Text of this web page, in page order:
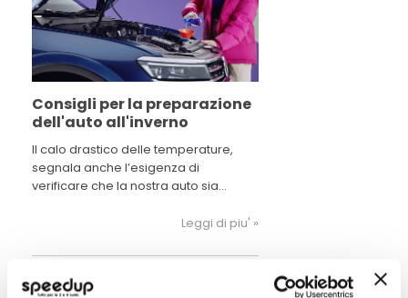
Consigli per la preparazione
dell'auto all'inverno
Il calo drastico delle temperature,
segnala anche l’esigenza di
verificare che la nostra auto sia
periodo dell’anno dal punto di vista
verifiche ed accorgimenti, ci possono
aiutare con maggiore tranquillità la
mobilità su strada.
Leggi di piu' »